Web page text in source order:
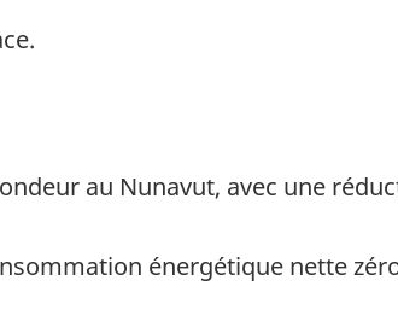
au Nunavut, avec une
énergétique nette